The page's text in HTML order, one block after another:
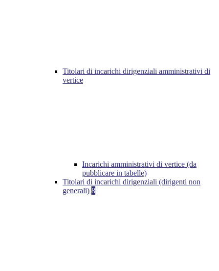
Titolari di incarichi dirigenziali amministrativi di
vertice
Incarichi amministrativi di vertice (da
pubblicare in tabelle)
Titolari di incarichi dirigenziali (dirigenti non
generali) 8